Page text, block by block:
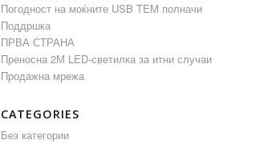
Погодност на моќните USB TEM полначи
Поддршка
ПРВА СТРАНА
Преносна 2М LED-светилка за итни случаи
Продажна мрежа
CATEGORIES
Без категории